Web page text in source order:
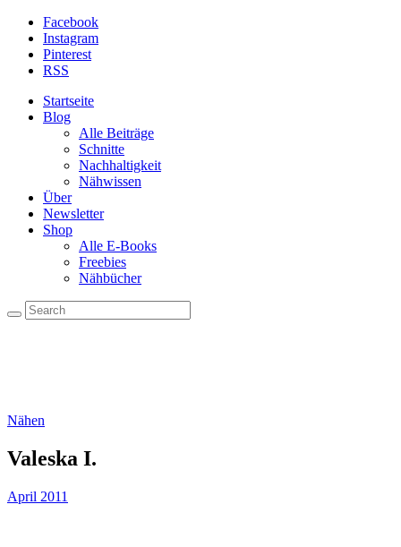
Facebook
Instagram
Pinterest
RSS
Startseite
Blog
Alle Beiträge
Schnitte
Nachhaltigkeit
Nähwissen
Über
Newsletter
Shop
Alle E-Books
Freebies
Nähbücher
Nähen
Valeska I.
April 2011